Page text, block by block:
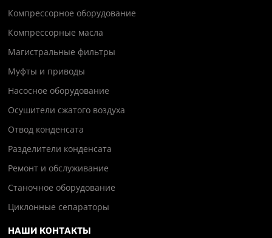
Компрессорное оборудование
Компрессорные масла
Магистральные фильтры
Муфты и приводы
Насосное оборудование
Осушители сжатого воздуха
Отвод конденсата
Разделители конденсата
Ремонт и обслуживание
Станочное оборудование
Циклонные сепараторы
НАШИ КОНТАКТЫ